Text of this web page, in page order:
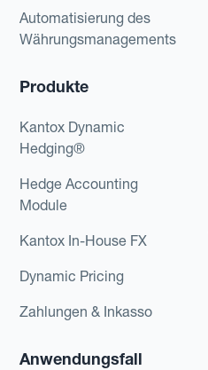
Automatisierung des
Währungsmanagements
Produkte
Kantox Dynamic
Hedging®
Hedge Accounting
Module
Kantox In-House FX
Dynamic Pricing
Zahlungen & Inkasso
Anwendungsfall